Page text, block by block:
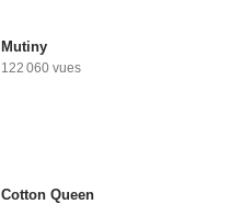
Mutiny
122 060 vues
Cotton Queen